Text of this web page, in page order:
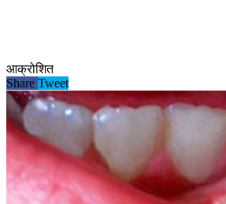
आक्रोशित
Share Tweet